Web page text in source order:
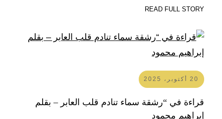
READ FULL STORY
20 أكتوبر، 2025
قراءة في “رشقة سماء تنادم قلب العابر – بقلم
إبراهيم محمود